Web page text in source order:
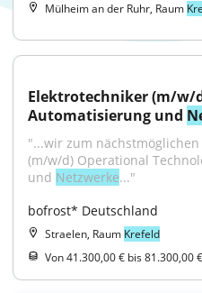
Mülheim an der Ruhr, Raum
Elektrotechniker (m/w/
Automatisierung und
"...wir zum
(m/w/d) Operational
und Netzwerke..."
bofrost* Deutschland
Straelen, Raum Krefeld
Von 41.300,00 € bis 81.300,00 €